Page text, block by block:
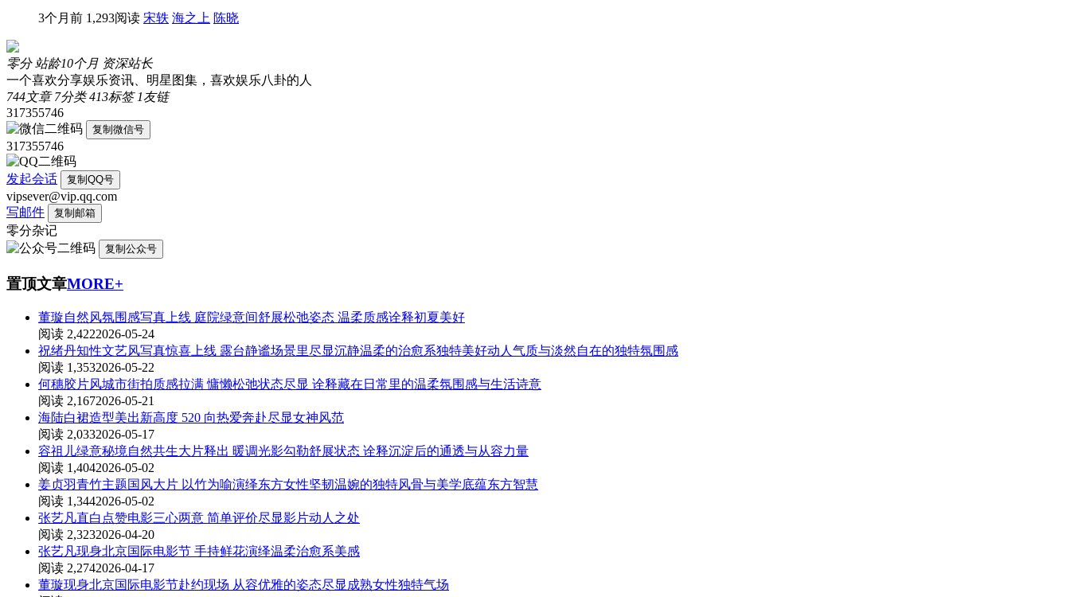
3个月前 1,293阅读 宋轶 海之上 陈晓
零分 站龄10个月 资深站长
一个喜欢分享娱乐资讯、明星图集，喜欢娱乐八卦的人
744文章 7分类 413标签 1友链
317355746
复制微信号
317355746
发起会话 复制QQ号
vipsever@vip.qq.com
写邮件
复制邮箱
零分杂记
复制公众号
置顶文章MORE+
董璇自然风氛围感写真上线 庭院绿意间舒展松弛姿态 温柔质感诠释初夏美好
阅读 2,4222026-05-24
祝绪丹知性文艺风写真惊喜上线 露台静谧场景里尽显沉静温柔的治愈系独特美好动人气质与淡然自在的独特氛围感
阅读 1,3532026-05-22
何穗胶片风城市街拍质感拉满 慵懒松弛状态尽显 诠释藏在日常里的温柔氛围感与生活诗意
阅读 2,1672026-05-21
海陆白裙造型美出新高度 520 向热爱奔赴尽显女神风范
阅读 2,0332026-05-17
容祖儿绿意秘境自然共生大片释出 暖调光影勾勒舒展状态 诠释沉淀后的通透与从容力量
阅读 1,4042026-05-02
姜贞羽青竹主题国风大片 以竹为喻演绎东方女性坚韧温婉的独特风骨与美学底蕴东方智慧
阅读 1,3442026-05-02
张艺凡直白点赞电影三心两意 简单评价尽显影片动人之处
阅读 2,3232026-04-20
张艺凡现身北京国际电影节 手持鲜花演绎温柔治愈系美感
阅读 2,2742026-04-17
董璇现身北京国际电影节赴约现场 从容优雅的姿态尽显成熟女性独特气场